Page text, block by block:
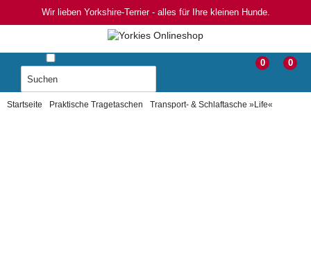
Wir lieben Yorkshire-Terrier - alles für Ihre kleinen Hunde.
0
0
Startseite Praktische Tragetaschen Transport- & Schlaftasche »Life«